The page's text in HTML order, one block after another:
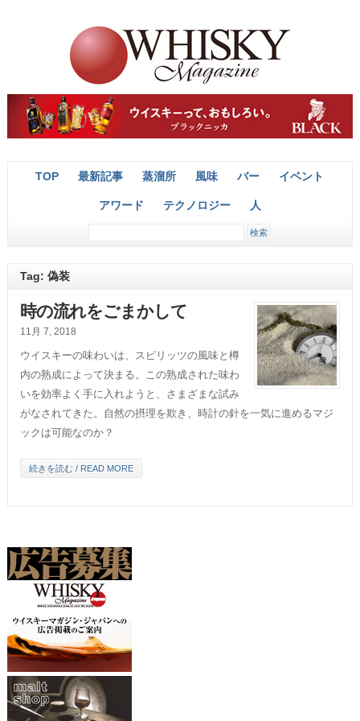
TOP 最新記事 蒸溜所 風味 バー イベント
アワード テクノロジー 人
Tag: 偽装
時の流れをごまかして
11月 7, 2018
ウイスキーの味わいは、スピリッツの風味と樽
内の熟成によって決まる。この熟成された味わ
いを効率よく手に入れようと、さまざまな試み
がなされてきた。自然の摂理を欺き、時計の針を一気に進めるマジ
ックは可能なのか？
続きを読む / READ MORE